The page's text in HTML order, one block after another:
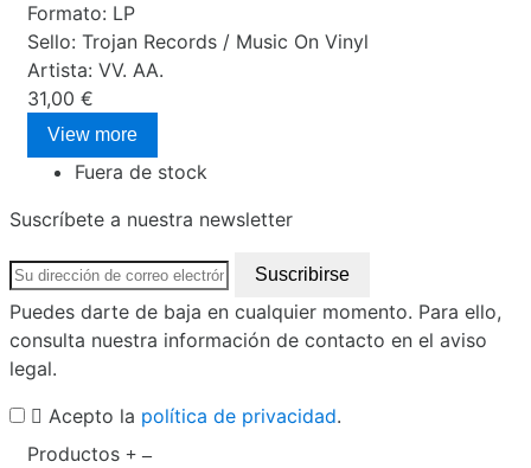
Formato: LP
Sello: Trojan Records / Music On Vinyl
Artista: VV. AA.
31,00 €
View more
Fuera de stock
Suscríbete a nuestra newsletter
Puedes darte de baja en cualquier momento. Para ello,
consulta nuestra información de contacto en el aviso
legal.
Acepto la política de privacidad.
Productos